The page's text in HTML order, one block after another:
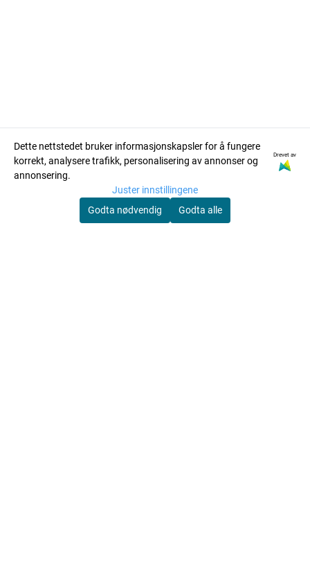
Body Attack Creatine
Monohydrate 500g
149,00
Kjøp
ASL Whey ISO Protein
Vanilla 2kg
Kjøp
Dette nettstedet bruker informasjonskapsler for å fungere
korrekt, analysere trafikk, personalisering av annonser og
annonsering.
Drevet av
Juster innstillingene
Godta nødvendig
Godta alle